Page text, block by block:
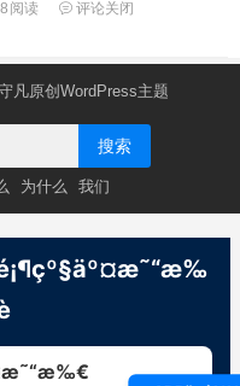
阅读 评论关闭
凡原创WordPress主题
搜索
为什么 我们